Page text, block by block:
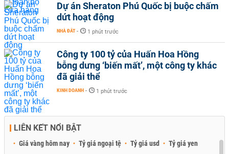
Dự án Sheraton Phú Quốc bị buộc chấm
dứt hoạt động
NHÀ ĐẤT - 1 phút trước
Công ty 100 tỷ của Huấn Hoa Hồng
bỗng dưng ‘biến mất’, một công ty khác
đã giải thể
KINH DOANH - 1 phút trước
LIÊN KẾT NỔI BẬT
Giá vàng hôm nay Tỷ giá ngoại tệ Tỷ giá usd Tỷ giá yen